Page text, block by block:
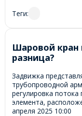
Теги:
Шаровой кран
разница?
Задвижка
трубопроводной
регулировка
элемента,
апреля 2025 10:00